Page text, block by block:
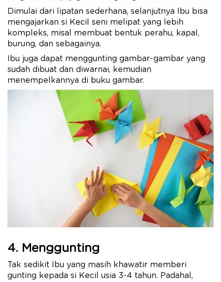
Dimulai dari lipatan sederhana, selanjutnya Ibu bisa
mengajarkan si Kecil seni melipat yang lebih
kompleks, misal membuat bentuk perahu, kapal,
burung, dan sebagainya.
Ibu juga dapat menggunting gambar-gambar yang
sudah dibuat dan diwarnai, kemudian
menempelkannya di buku gambar.
4. Menggunting
Tak sedikit Ibu yang masih khawatir memberi
gunting kepada si Kecil usia 3-4 tahun. Padahal,